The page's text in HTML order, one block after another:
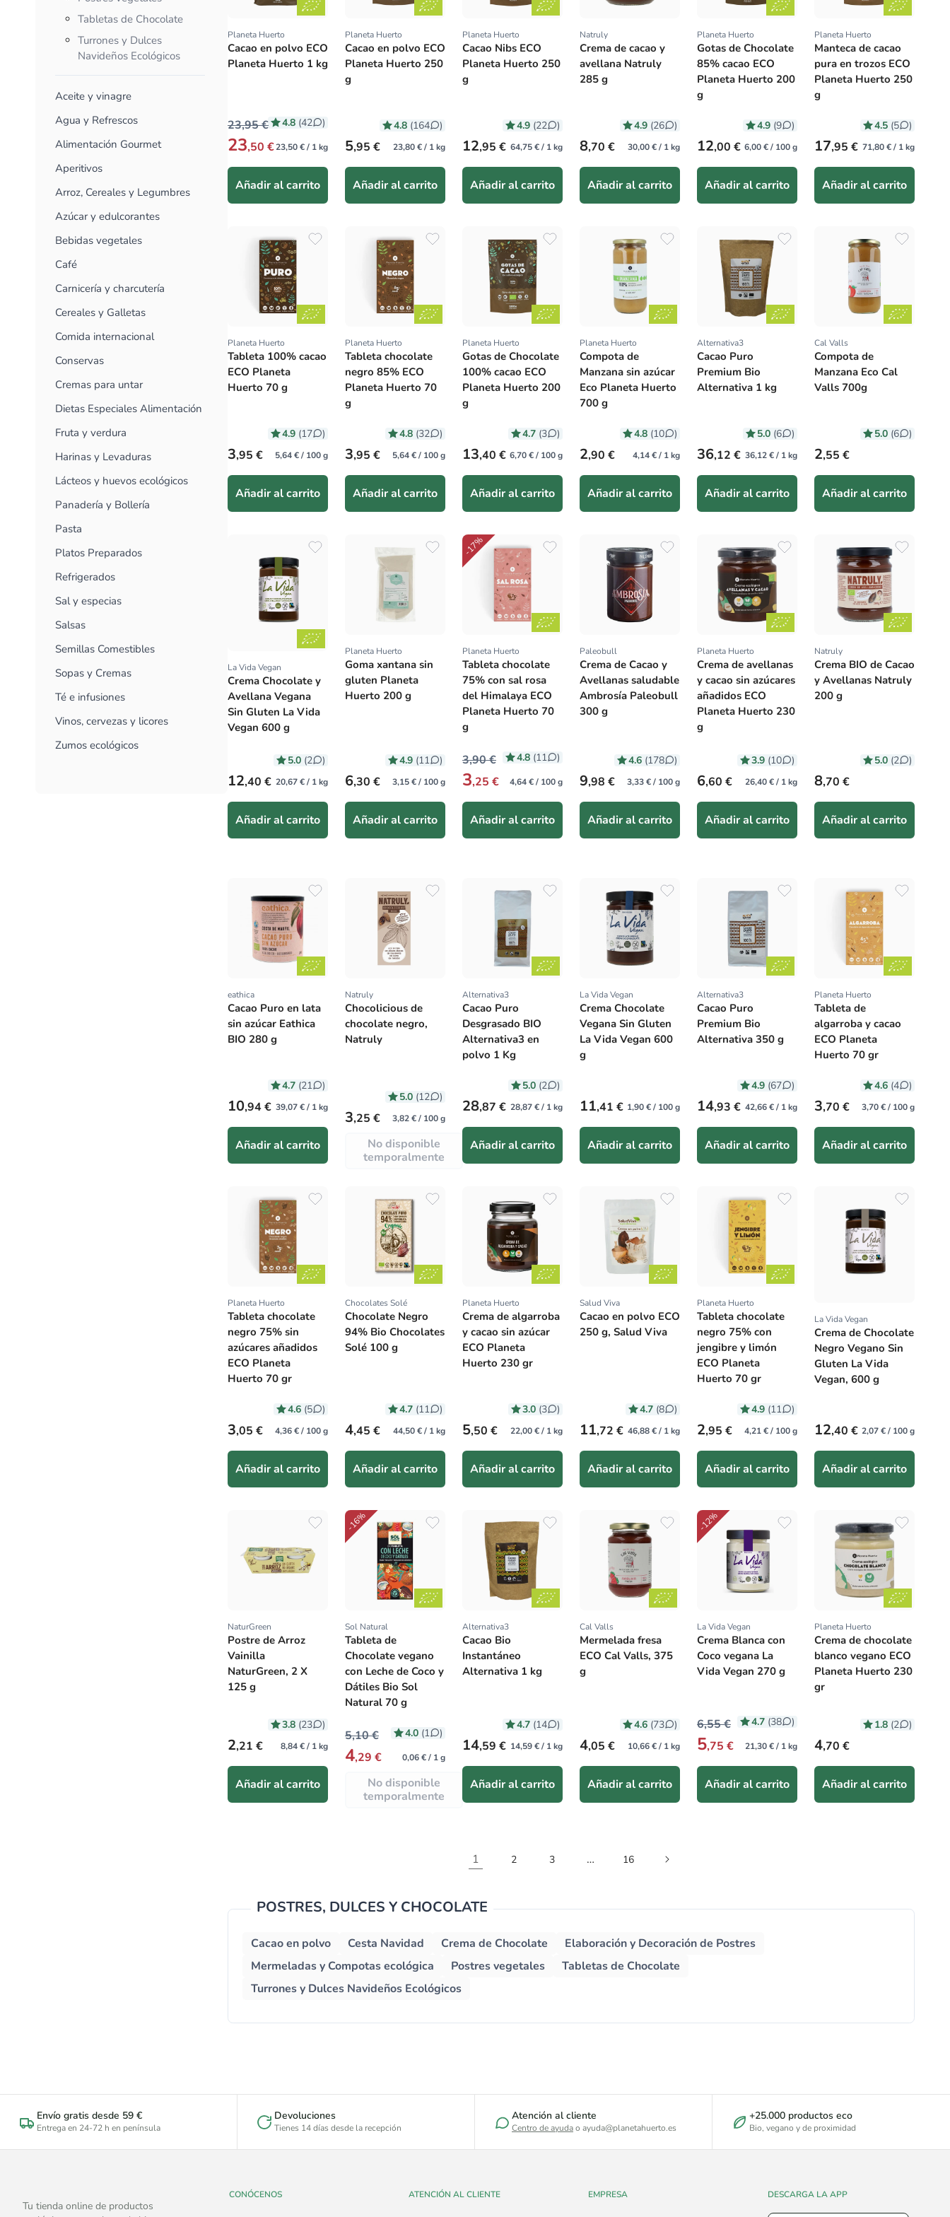
Tabletas de Chocolate
Turrones y Dulces
Navideños Ecológicos
Aceite y vinagre
Agua y Refrescos
Alimentación Gourmet
Aperitivos
Arroz, Cereales y Legumbres
Azúcar y edulcorantes
Bebidas vegetales
Café
Carnicería y charcutería
Cereales y Galletas
Comida internacional
Conservas
Cremas para untar
Dietas Especiales Alimentación
Fruta y verdura
Harinas y Levaduras
Lácteos y huevos ecológicos
Panadería y Bollería
Pasta
Platos Preparados
Refrigerados
Sal y especias
Salsas
Semillas Comestibles
Sopas y Cremas
Té e infusiones
Vinos, cervezas y licores
Zumos ecológicos
Proveedor:
Planeta Huerto
Cacao en polvo ECO
Planeta Huerto 1 kg
4.8 (42 )
23,95 €
23,50 €23,50 € / 1 kg
Añadir al carrito
Proveedor:
Planeta Huerto
Cacao en polvo ECO
Planeta Huerto 250
g
4.8 (164 )
Precio habitual
5,95 € 23,80 € / 1 kg
Añadir al carrito
Proveedor:
Planeta Huerto
Cacao Nibs ECO
Planeta Huerto 250
g
4.9 (22 )
Precio habitual
12,95 € 64,75 € / 1 kg
Añadir al carrito
Proveedor:
Natruly
Crema de cacao y
avellana Natruly
285 g
4.9 (26 )
Precio habitual
8,70 € 30,00 € / 1 kg
Añadir al carrito
Proveedor:
Planeta Huerto
Gotas de Chocolate
85% cacao ECO
Planeta Huerto 200
g
4.9 (9 )
Precio habitual
12,00 € 6,00 € / 100 g
Añadir al carrito
Proveedor:
Planeta Huerto
Manteca de cacao
pura en trozos ECO
Planeta Huerto 250
g
4.5 (5 )
Precio habitual
17,95 € 71,80 € / 1 kg
Añadir al carrito
Proveedor:
Planeta Huerto
Tableta 100% cacao
ECO Planeta
Huerto 70 g
4.9 (17 )
Precio habitual
3,95 € 5,64 € / 100 g
Añadir al carrito
Proveedor:
Planeta Huerto
Tableta chocolate
negro 85% ECO
Planeta Huerto 70
g
4.8 (32 )
Precio habitual
3,95 € 5,64 € / 100 g
Añadir al carrito
Proveedor:
Planeta Huerto
Gotas de Chocolate
100% cacao ECO
Planeta Huerto 200
g
4.7 (3 )
Precio habitual
13,40 € 6,70 € / 100 g
Añadir al carrito
Proveedor:
Planeta Huerto
Compota de
Manzana sin azúcar
Eco Planeta Huerto
700 g
4.8 (10 )
Precio habitual
2,90 € 4,14 € / 1 kg
Añadir al carrito
Proveedor:
Alternativa3
Cacao Puro
Premium Bio
Alternativa 1 kg
5.0 (6 )
Precio habitual
36,12 € 36,12 € / 1 kg
Añadir al carrito
Proveedor:
Cal Valls
Compota de
Manzana Eco Cal
Valls 700g
5.0 (6 )
Precio habitual
2,55 €
Añadir al carrito
Proveedor:
La Vida Vegan
Crema Chocolate y
Avellana Vegana
Sin Gluten La Vida
Vegan 600 g
5.0 (2 )
Precio habitual
12,40 € 20,67 € / 1 kg
Añadir al carrito
Proveedor:
Planeta Huerto
Goma xantana sin
gluten Planeta
Huerto 200 g
4.9 (11 )
Precio habitual
6,30 € 3,15 € / 100 g
Añadir al carrito
-17%
Proveedor:
Planeta Huerto
Tableta chocolate
75% con sal rosa
del Himalaya ECO
Planeta Huerto 70
g
4.8 (11 )
3,90 €
3,25 € 4,64 € / 100 g
Añadir al carrito
Proveedor:
Paleobull
Crema de Cacao y
Avellanas saludable
Ambrosía Paleobull
300 g
4.6 (178 )
Precio habitual
9,98 € 3,33 € / 100 g
Añadir al carrito
Proveedor:
Planeta Huerto
Crema de avellanas
y cacao sin azúcares
añadidos ECO
Planeta Huerto 230
g
3.9 (10 )
Precio habitual
6,60 € 26,40 € / 1 kg
Añadir al carrito
Proveedor:
Natruly
Crema BIO de Cacao
y Avellanas Natruly
200 g
5.0 (2 )
Precio habitual
8,70 €
Añadir al carrito
Proveedor:
eathica
Cacao Puro en lata
sin azúcar Eathica
BIO 280 g
4.7 (21 )
Precio habitual
10,94 € 39,07 € / 1 kg
Añadir al carrito
Proveedor:
Natruly
Chocolicious de
chocolate negro,
Natruly
5.0 (12 )
Precio habitual
3,25 € 3,82 € / 100 g
No disponible
temporalmente
Proveedor:
Alternativa3
Cacao Puro
Desgrasado BIO
Alternativa3 en
polvo 1 Kg
5.0 (2 )
Precio habitual
28,87 € 28,87 € / 1 kg
Añadir al carrito
Proveedor:
La Vida Vegan
Crema Chocolate
Vegana Sin Gluten
La Vida Vegan 600
g
Precio habitual
11,41 € 1,90 € / 100 g
Añadir al carrito
Proveedor:
Alternativa3
Cacao Puro
Premium Bio
Alternativa 350 g
4.9 (67 )
Precio habitual
14,93 € 42,66 € / 1 kg
Añadir al carrito
Proveedor:
Planeta Huerto
Tableta de
algarroba y cacao
ECO Planeta
Huerto 70 gr
4.6 (4 )
Precio habitual
3,70 € 3,70 € / 100 g
Añadir al carrito
Proveedor:
Planeta Huerto
Tableta chocolate
negro 75% sin
azúcares añadidos
ECO Planeta
Huerto 70 gr
4.6 (5 )
Precio habitual
3,05 € 4,36 € / 100 g
Añadir al carrito
Proveedor:
Chocolates Solé
Chocolate Negro
94% Bio Chocolates
Solé 100 g
4.7 (11 )
Precio habitual
4,45 € 44,50 € / 1 kg
Añadir al carrito
Proveedor:
Planeta Huerto
Crema de algarroba
y cacao sin azúcar
ECO Planeta
Huerto 230 gr
3.0 (3 )
Precio habitual
5,50 € 22,00 € / 1 kg
Añadir al carrito
Proveedor:
Salud Viva
Cacao en polvo ECO
250 g, Salud Viva
4.7 (8 )
Precio habitual
11,72 € 46,88 € / 1 kg
Añadir al carrito
Proveedor:
Planeta Huerto
Tableta chocolate
negro 75% con
jengibre y limón
ECO Planeta
Huerto 70 gr
4.9 (11 )
Precio habitual
2,95 € 4,21 € / 100 g
Añadir al carrito
Proveedor:
La Vida Vegan
Crema de Chocolate
Negro Vegano Sin
Gluten La Vida
Vegan, 600 g
Precio habitual
12,40 € 2,07 € / 100 g
Añadir al carrito
Proveedor:
NaturGreen
Postre de Arroz
Vainilla
NaturGreen, 2 X
125 g
3.8 (23 )
Precio habitual
2,21 € 8,84 € / 1 kg
Añadir al carrito
-16%
Proveedor:
Sol Natural
Tableta de
Chocolate vegano
con Leche de Coco y
Dátiles Bio Sol
Natural 70 g
4.0 (1 )
5,10 €
4,29 € 0,06 € / 1 g
No disponible
temporalmente
Proveedor:
Alternativa3
Cacao Bio
Instantáneo
Alternativa 1 kg
4.7 (14 )
Precio habitual
14,59 € 14,59 € / 1 kg
Añadir al carrito
Proveedor:
Cal Valls
Mermelada fresa
ECO Cal Valls, 375
g
4.6 (73 )
Precio habitual
4,05 € 10,66 € / 1 kg
Añadir al carrito
-12%
Proveedor:
La Vida Vegan
Crema Blanca con
Coco vegana La
Vida Vegan 270 g
4.7 (38 )
6,55 €
5,75 € 21,30 € / 1 kg
Añadir al carrito
Proveedor:
Planeta Huerto
Crema de chocolate
blanco vegano ECO
Planeta Huerto 230
gr
1.8 (2 )
Precio habitual
4,70 €
Añadir al carrito
1 2 3 … 16
POSTRES, DULCES Y CHOCOLATE
Cacao en polvo Cesta Navidad Crema de Chocolate
Elaboración y Decoración de Postres
Mermeladas y Compotas ecológica
Postres vegetales
Tabletas de Chocolate
Turrones y Dulces Navideños Ecológicos
Envío gratis desde 59 €
Entrega en 24-72 h en península
Devoluciones
Tienes 14 días desde la recepción
Atención al cliente
Centro de ayudao ayuda@planetahuerto.es
+25.000 productos eco
Bio, vegano y de proximidad
Tu tienda online de productos
CONÓCENOS ATENCIÓN AL CLIENTE EMPRESA DESCARGA LA APP